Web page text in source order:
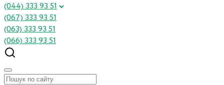
(044) 333 93 51
(067) 333 93 51
(063) 333 93 51
(066) 333 93 51